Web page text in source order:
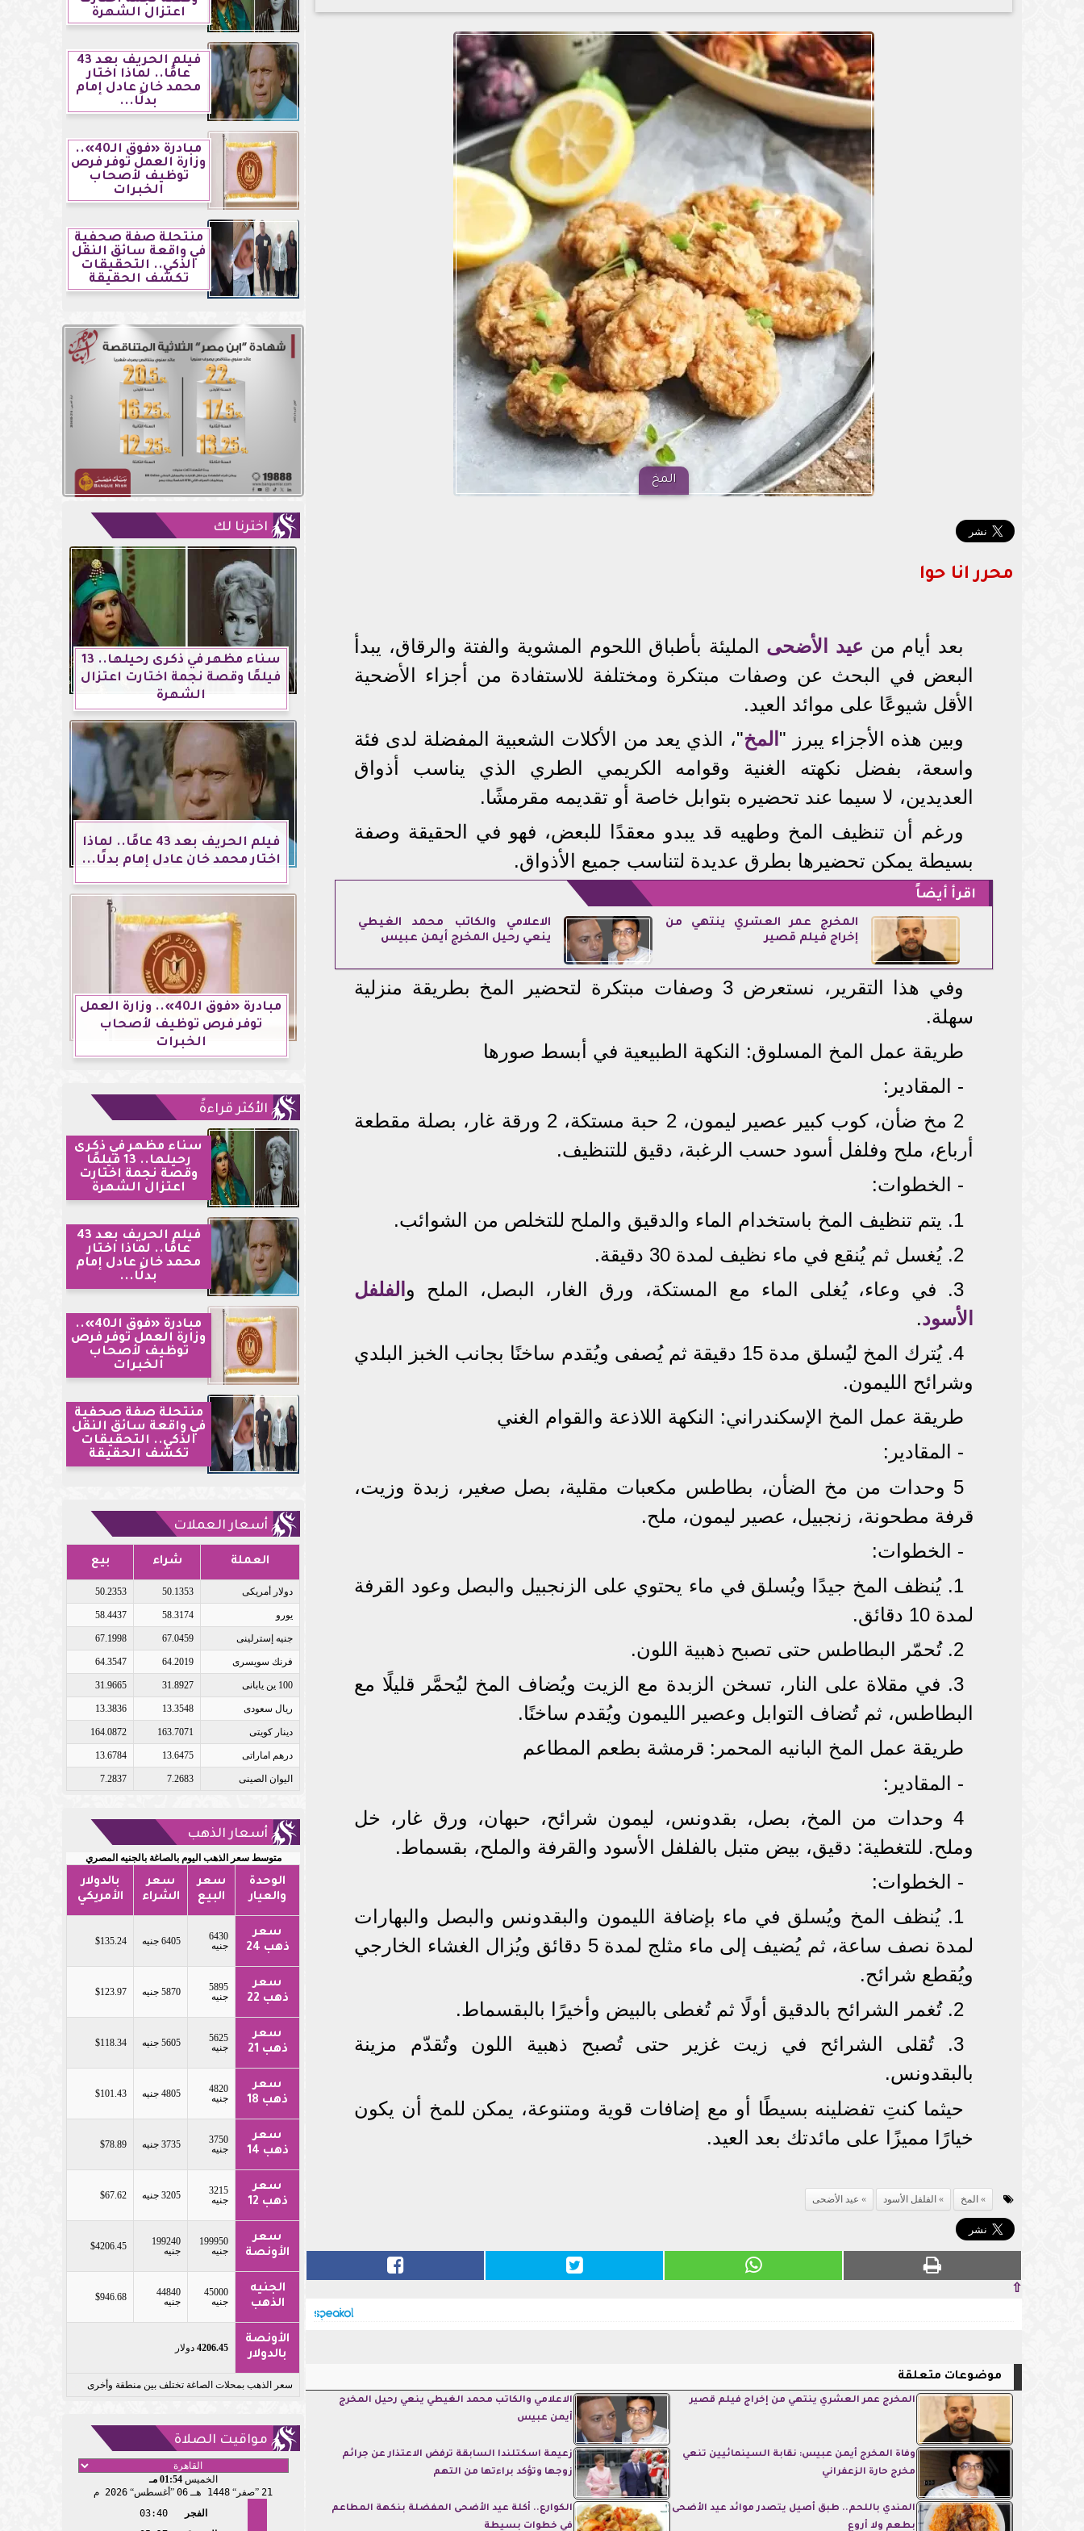
المخ
محرر انا حوا
بعد أيام من عيد الأضحى المليئة بأطباق اللحوم المشوية والفتة والرقاق، يبدأ
البعض في البحث عن وصفات مبتكرة ومختلفة للاستفادة من أجزاء الأضحية
الأقل شيوعًا على موائد العيد.
وبين هذه الأجزاء يبرز " المخ"، الذي يعد من الأكلات الشعبية المفضلة لدى فئة
واسعة، بفضل نكهته الغنية وقوامه الكريمي الطري الذي يناسب أذواق
العديدين، لا سيما عند تحضيره بتوابل خاصة أو تقديمه مقرمشًا.
ورغم أن تنظيف المخ وطهيه قد يبدو معقدًا للبعض، فهو في الحقيقة وصفة
بسيطة يمكن تحضيرها بطرق عديدة لتناسب جميع الأذواق.
اقرأ أيضاً
المخرج عمر العشري ينتهي من
إخراج فيلم قصير
الاعلامي والكاتب محمد الغيطي
ينعي رحيل المخرج أيمن عبيس
وفي هذا التقرير، نستعرض 3 وصفات مبتكرة لتحضير المخ بطريقة منزلية
سهلة.
طريقة عمل المخ المسلوق: النكهة الطبيعية في أبسط صورها
- المقادير:
2 مخ ضأن، كوب كبير عصير ليمون، 2 حبة مستكة، 2 ورقة غار، بصلة مقطعة
أرباع، ملح وفلفل أسود حسب الرغبة، دقيق للتنظيف.
- الخطوات:
1. يتم تنظيف المخ باستخدام الماء والدقيق والملح للتخلص من الشوائب.
2. يُغسل ثم يُنقع في ماء نظيف لمدة 30 دقيقة.
3. في وعاء، يُغلى الماء مع المستكة، ورق الغار، البصل، الملح و
الفلفل
الأسود.
4. يُترك المخ ليُسلق مدة 15 دقيقة ثم يُصفى ويُقدم ساخنًا بجانب الخبز البلدي
وشرائح الليمون.
طريقة عمل المخ الإسكندراني: النكهة اللاذعة والقوام الغني
- المقادير:
5 وحدات من مخ الضأن، بطاطس مكعبات مقلية، بصل صغير، زبدة وزيت،
قرفة مطحونة، زنجبيل، عصير ليمون، ملح.
- الخطوات:
1. يُنظف المخ جيدًا ويُسلق في ماء يحتوي على الزنجبيل والبصل وعود القرفة
لمدة 10 دقائق.
2. تُحمّر البطاطس حتى تصبح ذهبية اللون.
3. في مقلاة على النار، تسخن الزبدة مع الزيت ويُضاف المخ ليُحمَّر قليلًا مع
البطاطس، ثم تُضاف التوابل وعصير الليمون ويُقدم ساخنًا.
طريقة عمل المخ البانيه المحمر: قرمشة بطعم المطاعم
- المقادير:
4 وحدات من المخ، بصل، بقدونس، ليمون شرائح، حبهان، ورق غار، خل
وملح. للتغطية: دقيق، بيض متبل بالفلفل الأسود والقرفة والملح، بقسماط.
- الخطوات:
1. يُنظف المخ ويُسلق في ماء بإضافة الليمون والبقدونس والبصل والبهارات
لمدة نصف ساعة، ثم يُضيف إلى ماء مثلج لمدة 5 دقائق ويُزال الغشاء الخارجي
ويُقطع شرائح.
2. تُغمر الشرائح بالدقيق أولًا ثم تُغطى بالبيض وأخيرًا بالبقسماط.
3. تُقلى الشرائح في زيت غزير حتى تُصبح ذهبية اللون وتُقدّم مزينة
بالبقدونس.
حيثما كنتِ تفضلينه بسيطًا أو مع إضافات قوية ومتنوعة، يمكن للمخ أن يكون
خيارًا مميزًا على مائدتك بعد العيد.
المخ الفلفل الأسود عيد الأضحى
⇧
موضوعات متعلقة
المخرج عمر العشري ينتهي من إخراج فيلم قصير
الاعلامي والكاتب محمد الغيطي ينعي رحيل المخرج
أيمن عبيس
وفاة المخرج أيمن عبيس: نقابة السينمائيين تنعي
مخرج حارة الزعفراني
زعيمة اسكتلندا السابقة ترفض الاعتذار عن جرائم
زوجها وتؤكد براءتها من التهم
المندي باللحم.. طبق أصيل يتصدر موائد عيد الأضحى
بطعم ولا أروع
الكوارع.. أكلة عيد الأضحى المفضلة بنكهة المطاعم
في خطوات بسيطة
اعتزال الشهرة
فيلم الحريف بعد 43
عامًا.. لماذا اختار
محمد خان عادل إمام
بدلًا...
مبادرة «فوق الـ40»..
وزارة العمل توفر فرص
توظيف لأصحاب
الخبرات
منتحلة صفة صحفية
في واقعة سائق النقل
الذكي.. التحقيقات
تكشف الحقيقة
اخترنا لك
سناء مظهر في ذكرى رحيلها.. 13
فيلمًا وقصة نجمة اختارت اعتزال
الشهرة
فيلم الحريف بعد 43 عامًا.. لماذا
اختار محمد خان عادل إمام بدلًا...
مبادرة «فوق الـ40».. وزارة العمل
توفر فرص توظيف لأصحاب
الخبرات
الأكثر قراءةً
سناء مظهر في ذكرى
رحيلها.. 13 فيلمًا
وقصة نجمة اختارت
اعتزال الشهرة
فيلم الحريف بعد 43
عامًا.. لماذا اختار
محمد خان عادل إمام
بدلًا...
مبادرة «فوق الـ40»..
وزارة العمل توفر فرص
توظيف لأصحاب
الخبرات
منتحلة صفة صحفية
في واقعة سائق النقل
الذكي.. التحقيقات
تكشف الحقيقة
أسعار العملات
العملة شراء بيع
دولار أمريكى 50.1353
50.2353
يورو 58.3174
58.4437
جنيه إسترلينى 67.0459
67.1998
فرنك سويسرى 64.2019
64.3547
100 ين يابانى 31.8927
31.9665
ريال سعودى 13.3548
13.3836
دينار كويتى 163.7071
164.0872
درهم اماراتى 13.6475
13.6784
اليوان الصينى 7.2683
7.2837
أسعار الذهب
متوسط سعر الذهب اليوم بالصاغة بالجنيه المصري
الوحدة
والعيار
سعر
البيع
سعر
الشراء
بالدولار
الأمريكي
سعر
ذهب 24
6430
جنيه
6405 جنيه $135.24
سعر
ذهب 22
5895
جنيه
5870 جنيه $123.97
سعر
ذهب 21
5625
جنيه
5605 جنيه $118.34
سعر
ذهب 18
4820
جنيه
4805 جنيه $101.43
سعر
ذهب 14
3750
جنيه
3735 جنيه $78.89
سعر
ذهب 12
3215
جنيه
3205 جنيه $67.62
سعر
الأونصة
199950
جنيه
199240
جنيه
$4206.45
الجنيه
الذهب
45000
جنيه
44840
جنيه
$946.68
الأونصة
بالدولار
4206.45 دولار
سعر الذهب بمحلات الصاغة تختلف بين منطقة وأخرى
مواقيت الصلاة
الخميس01:54 مـ
21 صفر 1448 هـ 06 أغسطس 2026 م
الفجر
03:40